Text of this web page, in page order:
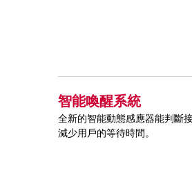
智能喚醒系統
全新的智能動態感應器能判斷
減少用戶的等待時間。